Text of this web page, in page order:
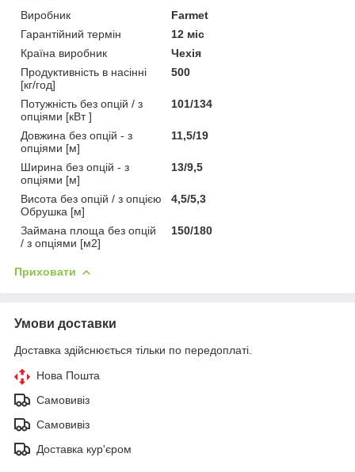
Виробник
Farmet
Гарантійний термін
12 міс
Країна виробник
Чехія
Продуктивність в насінні
[кг/год]
500
Потужність без опцій / з
опціями [кВт ]
101/134
Довжина без опцій - з
опціями [м]
11,5/19
Ширина без опцій - з
опціями [м]
13/9,5
Висота без опцій / з опцією
Обрушка [м]
4,5/5,3
Займана площа без опцій
/ з опціями [м2]
150/180
Приховати
Умови доставки
Доставка здійснюється тільки по передоплаті.
Нова Пошта
Самовивіз
Самовивіз
Доставка кур'єром